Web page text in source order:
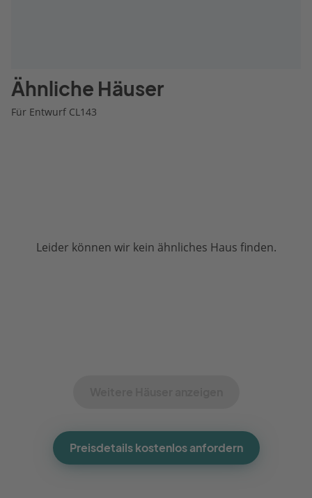
Ähnliche Häuser
Für Entwurf CL143
Leider können wir kein ähnliches Haus finden.
Preisdetails kostenlos anfordern